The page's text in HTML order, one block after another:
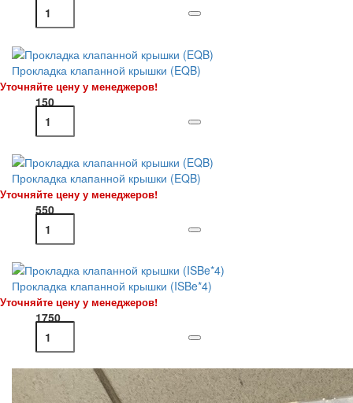
Прокладка клапанной крышки (EQB)
Уточняйте цену у менеджеров!
150
Прокладка клапанной крышки (EQB)
Уточняйте цену у менеджеров!
550
Прокладка клапанной крышки (ISBe*4)
Уточняйте цену у менеджеров!
1750